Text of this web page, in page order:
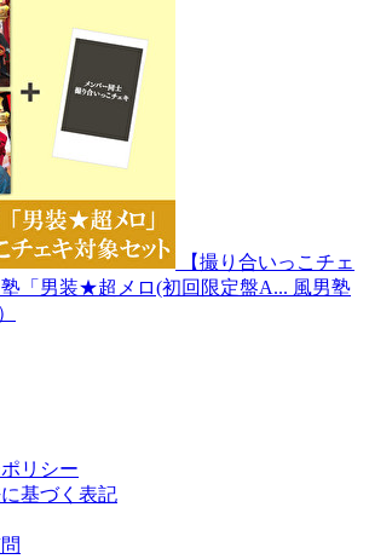
【撮り合いっこチェ
「男装★超メロ(初回限定盤A... 風男塾
リシー
基づく表記